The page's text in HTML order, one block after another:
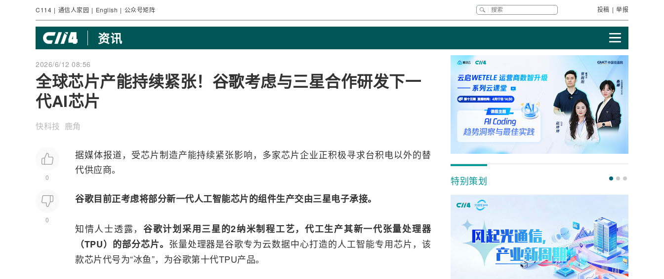
C114 | 通信人家园 | English | 公众号矩阵 投稿 | 举报
资讯
2026/6/12 08:56
全球芯片产能持续紧张！谷歌考虑与三星合作研发下一
代AI芯片
快科技 鹿角
0
0
据媒体报道，受芯片制造产能持续紧张影响，多家芯片企业正积极寻求台积电以外的替
代供应商。
谷歌目前正考虑将部分新一代人工智能芯片的组件生产交由三星电子承接。
知情人士透露， 谷歌计划采用三星的2纳米制程工艺，代工生产其新一代张量处理器
（TPU）的部分芯片。 张量处理器是谷歌专为云数据中心打造的人工智能专用芯片，该
款芯片代号为“冰鱼”，为谷歌第十代TPU产品。
特别策划